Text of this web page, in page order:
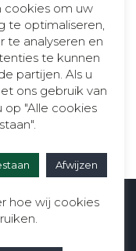
dag!!
cookies om uw
te optimaliseren,
te analyseren en
te kunnen
partijen. Als u
ons gebruik van
op "Alle cookies
Afwijzen
hoe wij cookies